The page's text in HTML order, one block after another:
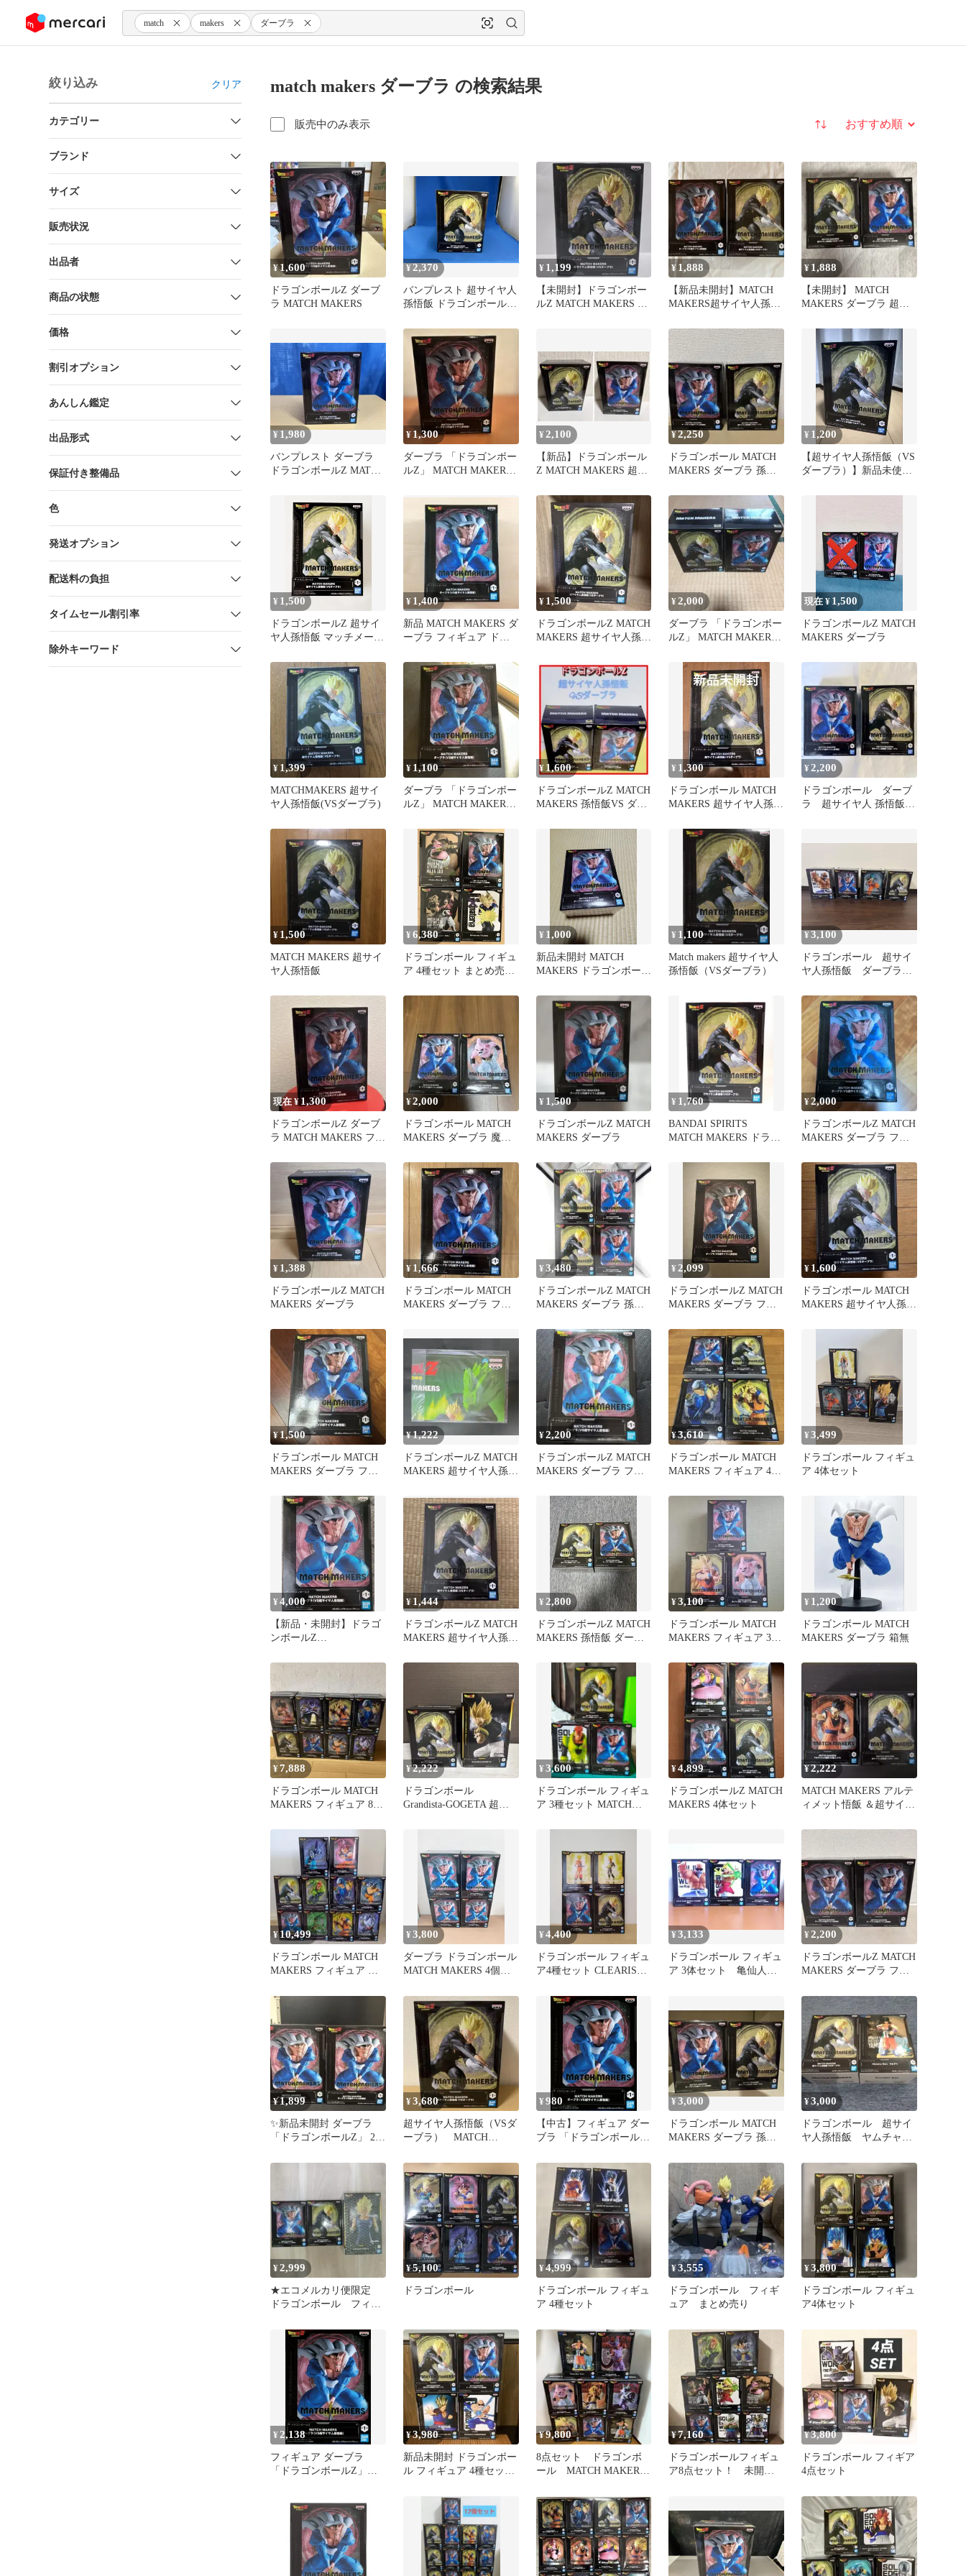
ツにスキップ match makers ダーブラ
絞り込み クリア
カテゴリー
ブランド
サイズ
販売状況
出品者
商品の状態
価格
割引オプション
あんしん鑑定
出品形式
保証付き整備品
色
発送オプション
配送料の負担
タイムセール割引率
除外キーワード
match makers ダーブラ の検索結果
販売中のみ表示 並び替え
¥1,600
ドラゴンボールZ ダーブ
ラ MATCH MAKERS
¥ 2,370
バンプレスト 超サイヤ人
孫悟飯 ドラゴンボールZ
ヤ人孫悟飯(VSダーブラ)
ドラゴンボールZ
¥ 1,199
【未開封】ドラゴンボー
ルZ MATCH MAKERS 超
¥ 1,888
【新品未開封】MATCH
MAKERS超サイヤ人孫悟
ット
¥ 1,888
【未開封】 MATCH
MAKERS ダーブラ 超サ
¥ 1,980
バンプレスト ダーブラ
ドラゴンボールZ MATCH
サイヤ人孫悟飯) ドラゴ
ンボールZ
¥ 1,300
ダーブラ 「ドラゴンボー
ルZ」 MATCH MAKERS
¥ 2,100
【新品】ドラゴンボール
Z MATCH MAKERS 超サ
¥2,250
ドラゴンボール MATCH
MAKERS ダーブラ 孫悟
¥ 1,200
【超サイヤ人孫悟飯（VS
ダーブラ）】新品未使用
¥ 1,500
ドラゴンボールZ 超サイ
ヤ人孫悟飯 マッチメーカ
¥ 1,400
新品 MATCH MAKERS ダ
ーブラ フィギュア ドラ
¥ 1,500
ドラゴンボールZ MATCH
MAKERS 超サイヤ人孫悟
¥2,000
ダーブラ 「ドラゴンボー
ルZ」 MATCH MAKERS
現在 ¥ 1,500
ドラゴンボールZ MATCH
MAKERS ダーブラ
¥ 1,399
MATCHMAKERS 超サイ
ヤ人孫悟飯(VSダーブラ)
¥ 1,100
ダーブラ 「ドラゴンボー
ルZ」 MATCH MAKERS
¥ 1,600
ドラゴンボールZ MATCH
MAKERS 孫悟飯VS ダー
¥ 1,300
ドラゴンボール MATCH
MAKERS 超サイヤ人孫悟
¥2,200
ドラゴンボール ダーブ
ラ 超サイヤ人 孫悟飯
¥ 1,500
MATCH MAKERS 超サイ
ヤ人孫悟飯
¥6,380
ドラゴンボール フィギュ
ア 4種セット まとめ売り
ダーブラ
¥ 1,000
新品未開封 MATCH
MAKERS ドラゴンボール
¥ 1,100
Match makers 超サイヤ人
孫悟飯（VSダーブラ）
¥3,100
ドラゴンボール 超サイ
ヤ人孫悟飯 ダーブラ
売り
現在 ¥ 1,300
ドラゴンボールZ ダーブ
ラ MATCH MAKERS フィ
¥2,000
ドラゴンボール MATCH
MAKERS ダーブラ 魔人
¥ 1,500
ドラゴンボールZ MATCH
MAKERS ダーブラ
¥ 1,760
BANDAI SPIRITS
MATCH MAKERS ドラゴ
悟飯（VSダーブラ）
¥2,000
ドラゴンボールZ MATCH
MAKERS ダーブラ フィ
¥ 1,388
ドラゴンボールZ MATCH
MAKERS ダーブラ
¥ 1,666
ドラゴンボール MATCH
MAKERS ダーブラ フィ
¥ 3,480
ドラゴンボールZ MATCH
MAKERS ダーブラ 孫悟
¥ 2,099
ドラゴンボールZ MATCH
MAKERS ダーブラ フィ
¥ 1,600
ドラゴンボール MATCH
MAKERS 超サイヤ人孫悟
¥1,500
ドラゴンボール MATCH
MAKERS ダーブラ フィ
¥1,222
ドラゴンボールZ MATCH
MAKERS 超サイヤ人孫悟
¥2,200
ドラゴンボールZ MATCH
MAKERS ダーブラ フィ
¥3,610
ドラゴンボール MATCH
MAKERS フィギュア 4種
¥3,499
ドラゴンボール フィギュ
ア 4体セット
¥4,000
【新品・未開封】ドラゴ
ンボールZ
ラ フィギュア
¥ 1,444
ドラゴンボールZ MATCH
MAKERS 超サイヤ人孫悟
¥ 2,800
ドラゴンボールZ MATCH
MAKERS 孫悟飯 ダーブ
¥3,100
ドラゴンボール MATCH
MAKERS フィギュア 3種
¥ 1,200
ドラゴンボール MATCH
MAKERS ダーブラ 箱無
¥7,888
ドラゴンボール MATCH
MAKERS フィギュア 8種
¥2,222
ドラゴンボール
Grandista-GOGETA 超サ
¥3,600
ドラゴンボール フィギュ
ア 3種セット MATCH
¥4,899
ドラゴンボールZ MATCH
MAKERS 4体セット
¥2,222
MATCH MAKERS アルテ
ィメット悟飯 ＆超サイヤ
¥10,499
ドラゴンボール MATCH
MAKERS フィギュア ま
¥3,800
ダーブラ ドラゴンボール
MATCH MAKERS 4個セ
¥4,400
ドラゴンボール フィギュ
ア4種セット CLEARISE
¥3,133
ドラゴンボール フィギュ
ア 3体セット 亀仙人、
¥2,200
ドラゴンボールZ MATCH
MAKERS ダーブラ フィ
¥1,899
✨新品未開封 ダーブラ
「ドラゴンボールZ」 2個
¥3,680
超サイヤ人孫悟飯（VSダ
ーブラ） MATCH
ルZ
¥980
【中古】フィギュア ダー
ブラ 「ドラゴンボール
ーブラ(VS超サイヤ人孫
悟飯)
¥3,000
ドラゴンボール MATCH
MAKERS ダーブラ 孫悟
¥3,000
ドラゴンボール 超サイ
ヤ人孫悟飯 ヤムチャ
¥2,999
★エコメルカリ便限定
ドラゴンボール フィギ
め売り
¥5,100
ドラゴンボール
¥4,999
ドラゴンボール フィギュ
ア 4種セット
¥3,555
ドラゴンボール フィギ
ュア まとめ売り
¥3,800
ドラゴンボール フィギュ
ア4体セット
¥2,138
フィギュア ダーブラ
「ドラゴンボールZ」
飯）【14日以内発送】
¥3,980
新品未開封 ドラゴンボー
ル フィギュア 4種セッ
¥9,800
8点セット ドラゴンボ
ール MATCH MAKERS
¥7,160
ドラゴンボールフィギュ
ア8点セット！ 未開
¥3,800
ドラゴンボール フィギア
4点セット